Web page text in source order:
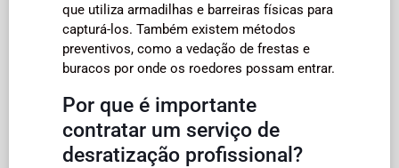
que utiliza armadilhas e barreiras físicas para
capturá-los. Também existem métodos
preventivos, como a vedação de frestas e
buracos por onde os roedores possam entrar.
Por que é importante
contratar um serviço de
desratização profissional?